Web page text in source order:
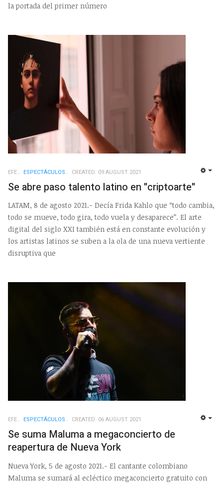
la portada del primer número
EFE ESPECTÁCULOS CREATED: 09 AUGUST 2021
Se abre paso talento latino en "criptoarte"
LATAM, 8 de agosto 2021.- Decía Frida Kahlo que “todo cambia,
todo se mueve, todo gira, todo vuela y desaparece”. El arte
digital del siglo XXI también está en constante evolución y
los artistas latinos se suben a la ola de una nueva vertiente
disruptiva que
EFE ESPECTÁCULOS CREATED: 06 AUGUST 2021
Se suma Maluma a megaconcierto de
reapertura de Nueva York
Nueva York, 5 de agosto 2021.- El cantante colombiano
Maluma se sumará al ecléctico megaconcierto gratuito con